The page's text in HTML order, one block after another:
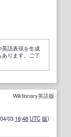
英語表現を生成
ります。ご了
Wiktionary英語版
03 16:48 UTC 版)